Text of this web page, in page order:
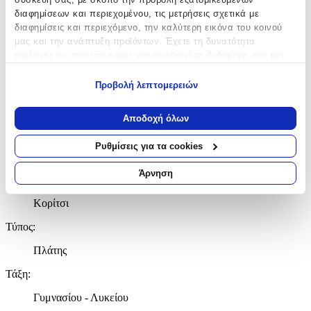
διαφημίσεων και περιεχομένου, τις μετρήσεις σχετικά με
διαφημίσεις και περιεχόμενο, την καλύτερη εικόνα του κοινού
μας και την ανάπτυξη προϊόντων. Έχετε τη δυνατότητα
Να συλλέξουμε πληροφορίες σχετικά με τη γεωγραφική
σας τοποθεσία, οι οποίες μπορεί να είναι ακριβείς σε
απόσταση μερικών μέτρων
Να αναγνωρίσουμε τη συσκευή σας σαρώνοντας ενεργά
για συγκεκριμένα χαρακτηριστικά (δακτυλικό αποτύπωμα)
Μάθετε περισσότερα σχετικά με τον τρόπο επεξεργασίας των
προσωπικών σας δεδομένων και καθορίστε τις προτιμήσεις σας
ενότητα “Λεπτομέρειες”
ανακαλέσετε τη συγκατάθεσή σας ανά πάσα στιγμή από τη
Χρησιμοποιούμε cookies ώστε η τοποθεσία μας να λειτουργεί
σωστά, να εξατομικεύουμε περιεχόμενο και διαφημίσεις, να
παρέχουμε λειτουργίες μέσων κοινωνικής δικτύωσης και να
Προβολή λεπτομερειών
Αποδοχή όλων
Ρυθμίσεις για τα cookies
Άρνηση
Κατασκευαστής :
Polo
Κόκκινο
Φύλο:
Unisex
Κορίτσι
Τύπος:
Πλάτης
Τάξη:
Γυμνασίου - Λυκείου